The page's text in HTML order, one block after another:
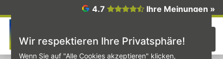
Wir respektieren Ihre Privatsphäre!
Wenn Sie auf "Alle Cookies akzeptieren" klicken,
4.7 Ihre Meinungen »